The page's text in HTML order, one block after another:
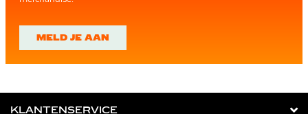
MELD JE AAN
KLANTENSERVICE